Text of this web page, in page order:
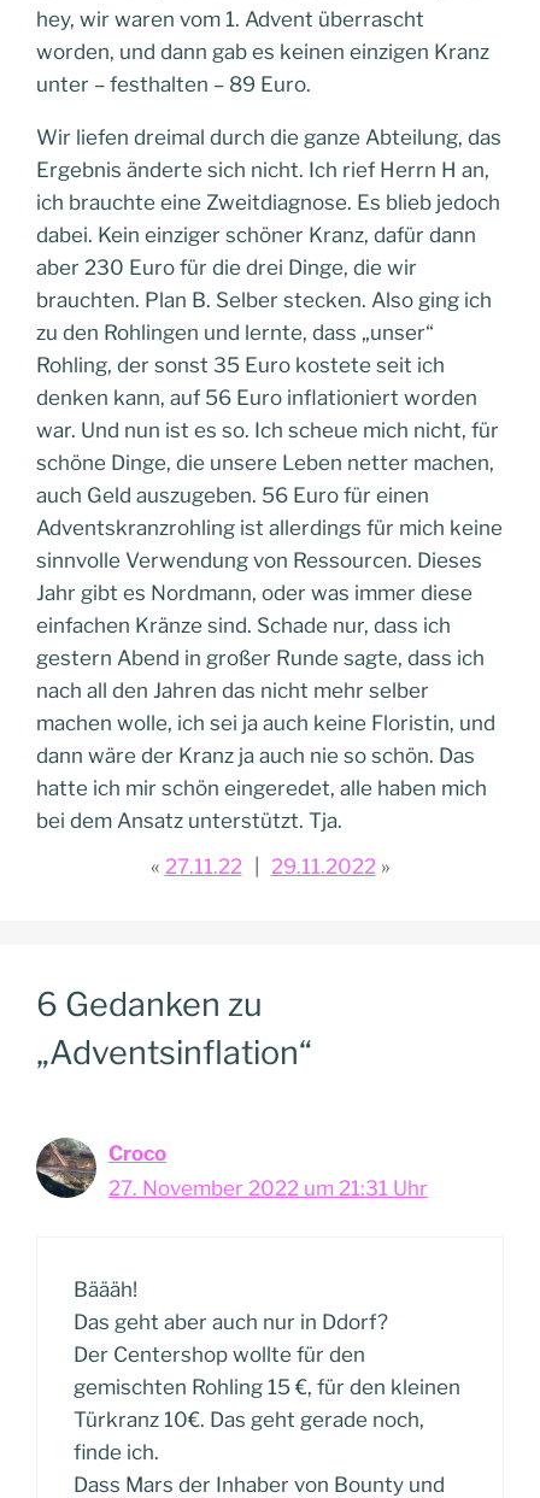
hey, wir waren vom 1. Advent überrascht
worden, und dann gab es keinen einzigen Kranz
unter – festhalten – 89 Euro.
Wir liefen dreimal durch die ganze Abteilung, das
Ergebnis änderte sich nicht. Ich rief Herrn H an,
ich brauchte eine Zweitdiagnose. Es blieb jedoch
dabei. Kein einziger schöner Kranz, dafür dann
aber 230 Euro für die drei Dinge, die wir
brauchten. Plan B. Selber stecken. Also ging ich
zu den Rohlingen und lernte, dass „unser“
Rohling, der sonst 35 Euro kostete seit ich
denken kann, auf 56 Euro inflationiert worden
war. Und nun ist es so. Ich scheue mich nicht, für
schöne Dinge, die unsere Leben netter machen,
auch Geld auszugeben. 56 Euro für einen
Adventskranzrohling ist allerdings für mich keine
sinnvolle Verwendung von Ressourcen. Dieses
Jahr gibt es Nordmann, oder was immer diese
einfachen Kränze sind. Schade nur, dass ich
gestern Abend in großer Runde sagte, dass ich
nach all den Jahren das nicht mehr selber
machen wolle, ich sei ja auch keine Floristin, und
dann wäre der Kranz ja auch nie so schön. Das
hatte ich mir schön eingeredet, alle haben mich
bei dem Ansatz unterstützt. Tja.
27.11.22
29.11.2022
6 Gedanken zu
„Adventsinflation“
Croco
27. November 2022 um 21:31 Uhr
Bäääh!
Das geht aber auch nur in Ddorf?
Der Centershop wollte für den
gemischten Rohling 15 €, für den kleinen
Türkranz 10€. Das geht gerade noch,
finde ich.
Dass Mars der Inhaber von Bounty und